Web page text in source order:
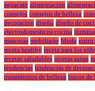
aguacate alimentación
consejos consejos de belleza
decoracion diseño diseño de
electrodomesticos cocina
mascotas mobiliario Moda
receta healthy receta para los
recetas saludables recetas sanas
tendencias tendencias de
tratamientos de belleza trucos de